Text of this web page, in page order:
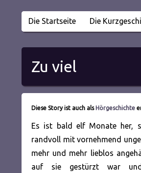
Clue Writing
Die Startseite Die
Zu viel
Diese Story ist auch als Hörgeschichte
Es ist bald elf Monate her,
randvoll mit vornehmend
mehr und mehr lieblos
auf sie gestürzt war